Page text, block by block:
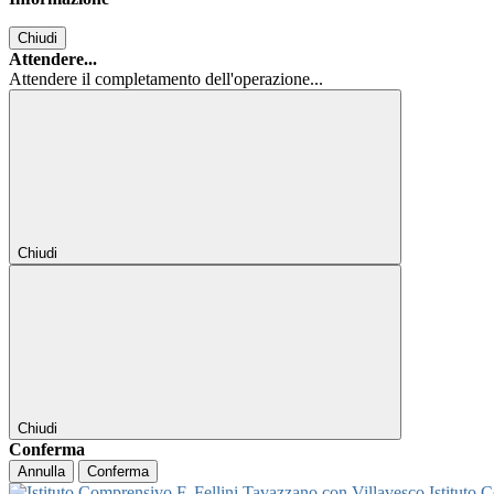
Chiudi
Attendere...
Attendere il completamento dell'operazione...
Chiudi
Chiudi
Conferma
Annulla Conferma